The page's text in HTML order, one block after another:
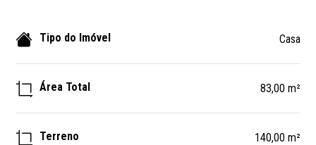
Tipo do Imóvel Casa
Área Total 83,00 m²
Terreno 140,00 m²